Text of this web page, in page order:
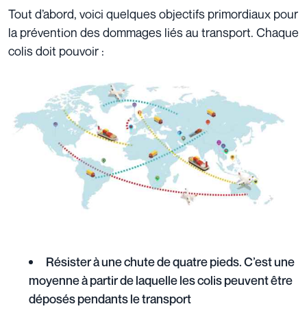
Tout d’abord, voici quelques objectifs primordiaux pour
la prévention des dommages liés au transport. Chaque
colis doit pouvoir :
Résister à une chute de quatre pieds. C’est une
moyenne à partir de laquelle les colis peuvent être
déposés pendants le transport